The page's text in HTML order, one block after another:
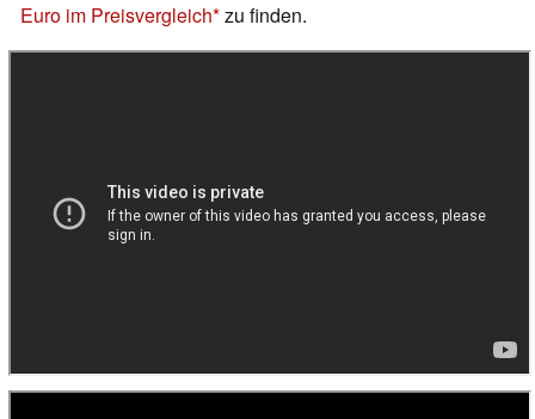
Euro im Preisvergleich zu finden.